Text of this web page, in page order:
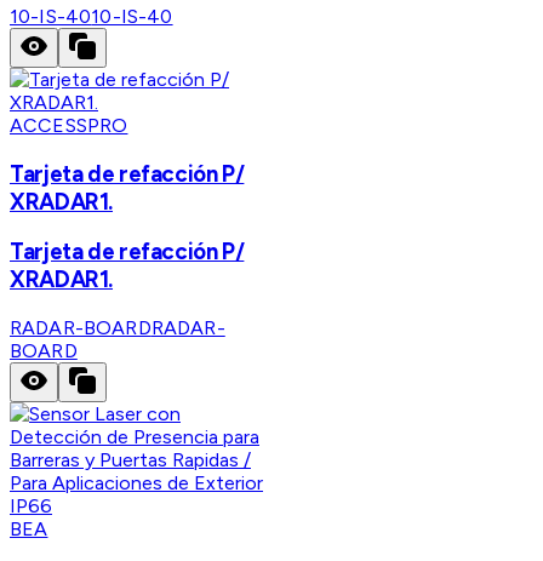
10-IS-4010-IS-40
ACCESSPRO
Tarjeta de refacción P/
XRADAR1.
Tarjeta de refacción P/
XRADAR1.
RADAR-BOARDRADAR-
BOARD
BEA